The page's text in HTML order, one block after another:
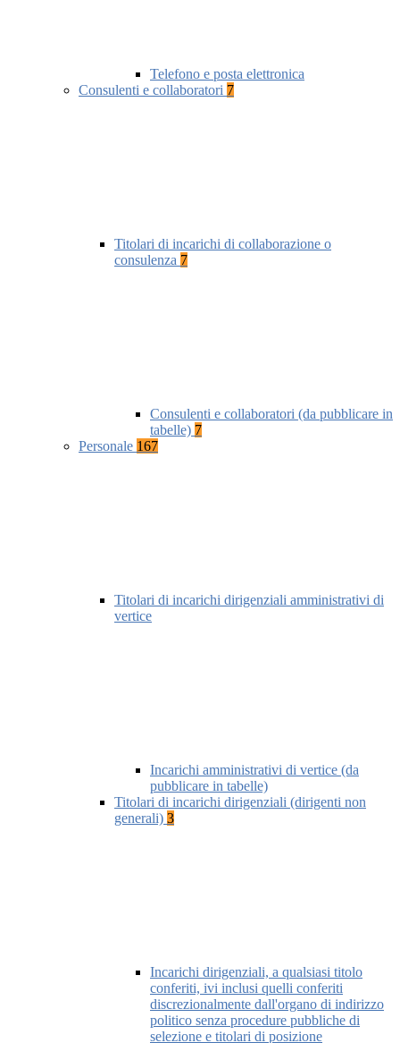
Telefono e posta elettronica
Consulenti e collaboratori 7
Titolari di incarichi di collaborazione o
consulenza 7
Consulenti e collaboratori (da pubblicare in
tabelle) 7
Personale 167
Titolari di incarichi dirigenziali amministrativi di
vertice
Incarichi amministrativi di vertice (da
pubblicare in tabelle)
Titolari di incarichi dirigenziali (dirigenti non
generali) 3
Incarichi dirigenziali, a qualsiasi titolo
conferiti, ivi inclusi quelli conferiti
discrezionalmente dall'organo di indirizzo
politico senza procedure pubbliche di
selezione e titolari di posizione